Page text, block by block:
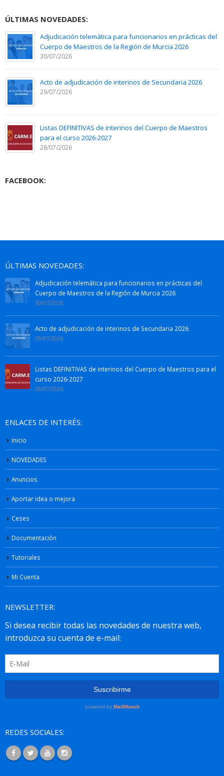
ÚLTIMAS NOVEDADES:
Adjudicación telemática para funcionarios en prácticas del
Cuerpo de Maestros de la Región de Murcia 2026
30/07/2026
Acto de adjudicación de interinos de Secundaria 2026
29/07/2026
Listas DEFINITIVAS de interinos del Cuerpo de Maestros
para el curso 2026-2027
28/07/2026
FACEBOOK:
ÚLTIMAS NOVEDADES:
Adjudicación telemática para funcionarios en prácticas del
Cuerpo de Maestros de la Región de Murcia 2026
30/07/2026
Acto de adjudicación de interinos de Secundaria 2026
29/07/2026
Listas DEFINITIVAS de interinos del Cuerpo de Maestros para el
curso 2026-2027
28/07/2026
ENLACES DE INTERÉS:
Inicio
NOVEDADES
Anuncios
Aportar idea o mejora
Ceses
Documentación
Tutoriales
Mi Cuenta
NEWSLETTER:
REDES SOCIALES: